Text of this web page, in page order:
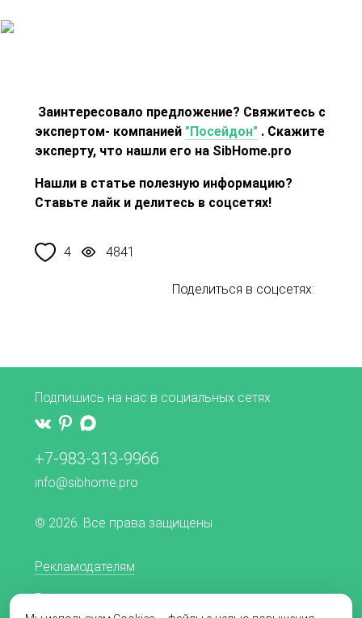
Заинтересовало предложение? Свяжитесь с
экспертом- компанией "Посейдон" . Скажите
эксперту, что нашли его на SibHome.pro
Нашли в статье полезную информацию?
Ставьте лайк и делитесь в соцсетях!
4 4841
Поделиться в соцсетях:
Подпишись на нас в социальных сетях
+7-983-313-9966
info@sibhome.pro
© 2026. Все права защищены
Рекламодателям
Редакционная политика